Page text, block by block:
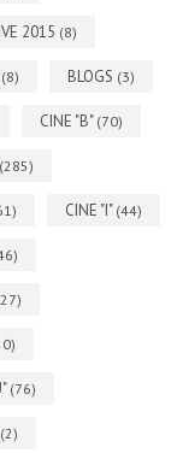
2015 (8)
(8) BLOGS (3)
CINE "B" (70)
(285)
CINE "I" (44)
(76)
(2)